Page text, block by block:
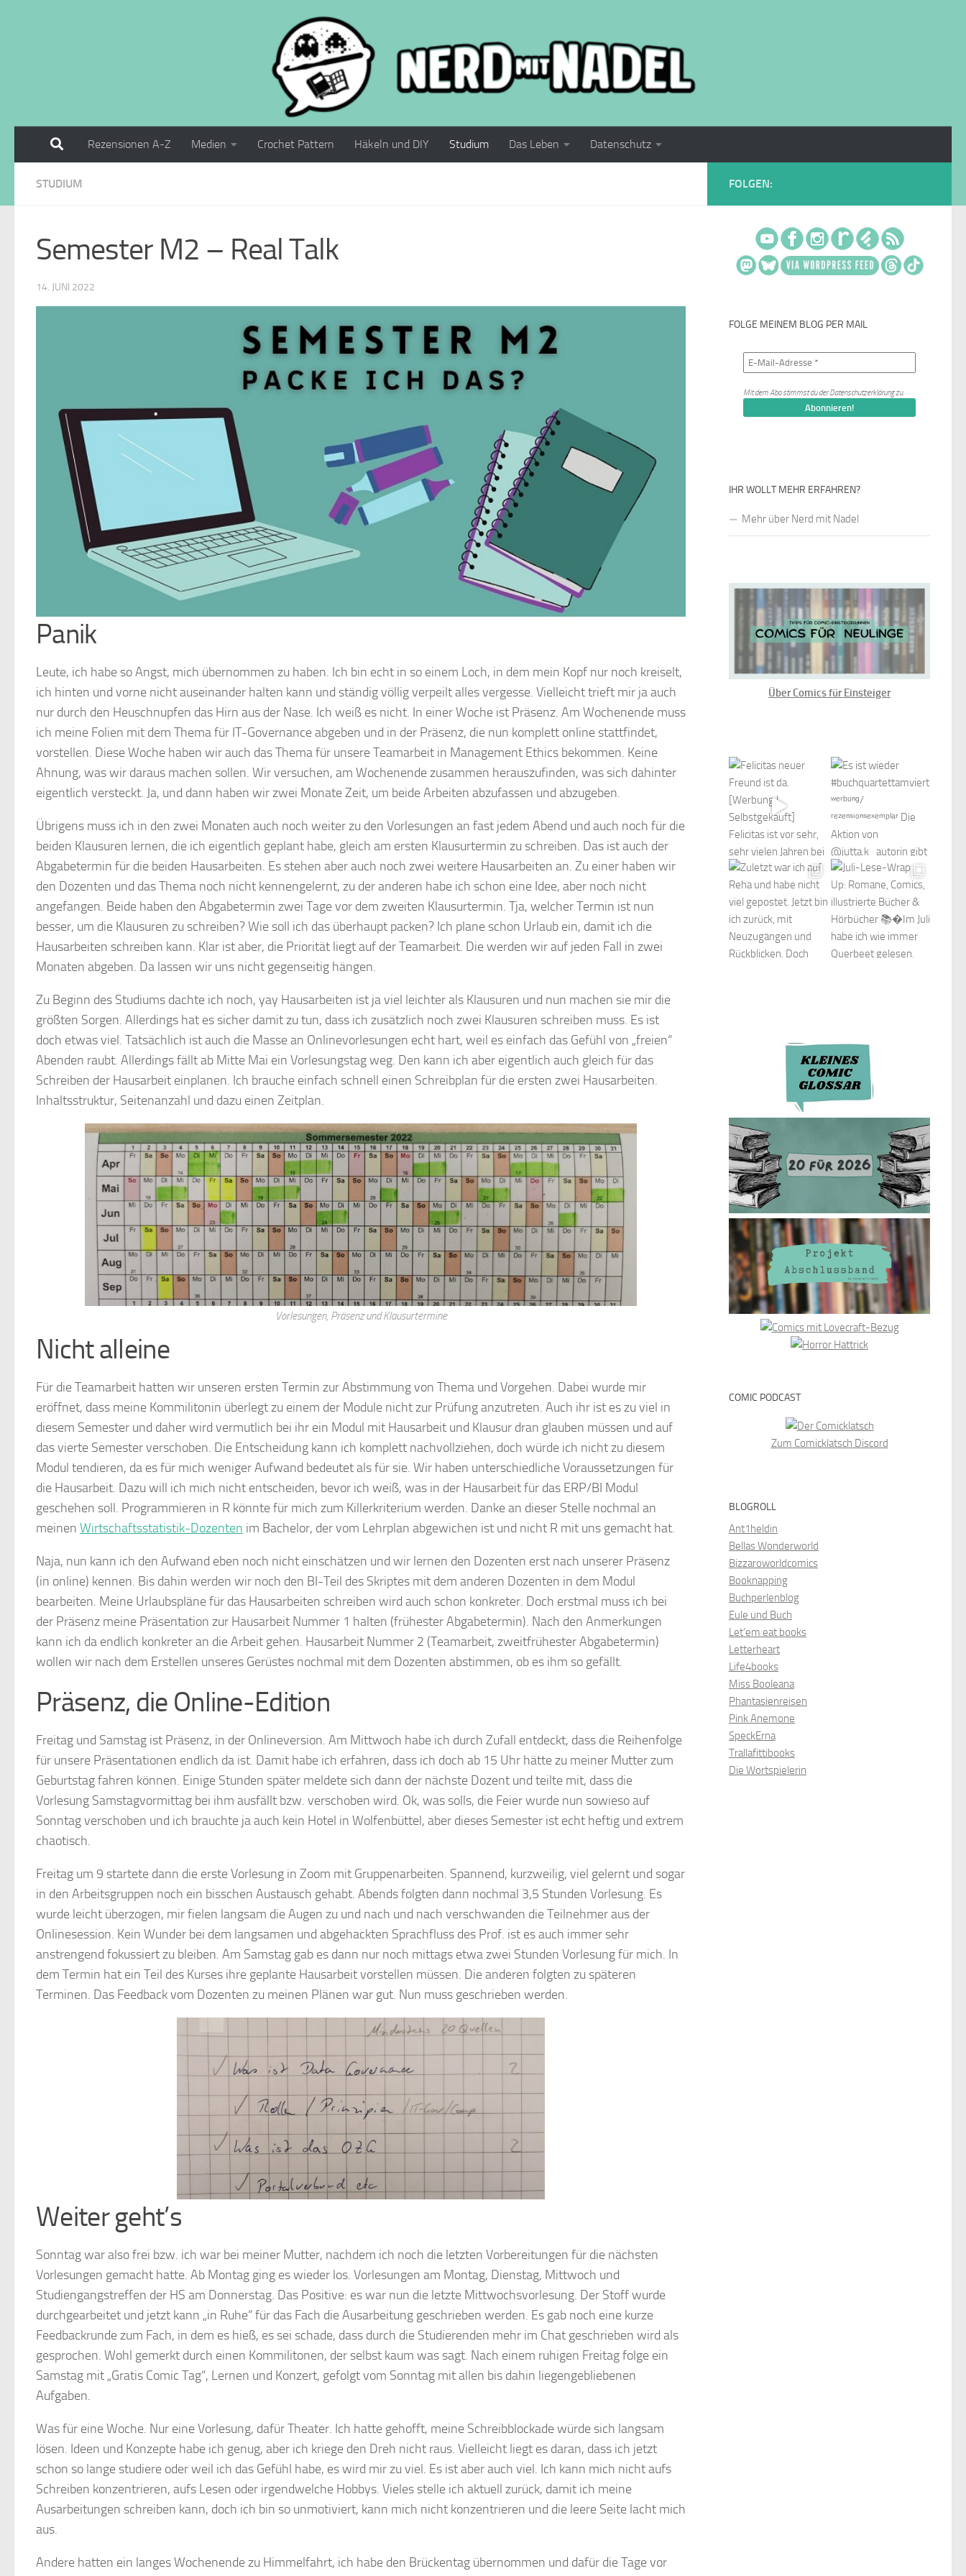
Rezensionen A-Z Medien Crochet Pattern Häkeln und DIY Studium Das Leben Datenschutz
STUDIUM
Semester M2 – Real Talk
14. JUNI 2022
Panik
Leute, ich habe so Angst, mich übernommen zu haben. Ich bin echt in so einem Loch, in dem mein Kopf nur noch kreiselt,
ich hinten und vorne nicht auseinander halten kann und ständig völlig verpeilt alles vergesse. Vielleicht trieft mir ja auch
nur durch den Heuschnupfen das Hirn aus der Nase. Ich weiß es nicht. In einer Woche ist Präsenz. Am Wochenende muss
ich meine Folien mit dem Thema für IT-Governance abgeben und in der Präsenz, die nun komplett online stattfindet,
vorstellen. Diese Woche haben wir auch das Thema für unsere Teamarbeit in Management Ethics bekommen. Keine
Ahnung, was wir daraus machen sollen. Wir versuchen, am Wochenende zusammen herauszufinden, was sich dahinter
eigentlich versteckt. Ja, und dann haben wir zwei Monate Zeit, um beide Arbeiten abzufassen und abzugeben.
Übrigens muss ich in den zwei Monaten auch noch weiter zu den Vorlesungen an fast jedem Abend und auch noch für die
beiden Klausuren lernen, die ich eigentlich geplant habe, gleich am ersten Klausurtermin zu schreiben. Das ist auch der
Abgabetermin für die beiden Hausarbeiten. Es stehen aber auch noch zwei weitere Hausarbeiten an. Zu einer haben wir
den Dozenten und das Thema noch nicht kennengelernt, zu der anderen habe ich schon eine Idee, aber noch nicht
angefangen. Beide haben den Abgabetermin zwei Tage vor dem zweiten Klausurtermin. Tja, welcher Termin ist nun
besser, um die Klausuren zu schreiben? Wie soll ich das überhaupt packen? Ich plane schon Urlaub ein, damit ich die
Hausarbeiten schreiben kann. Klar ist aber, die Priorität liegt auf der Teamarbeit. Die werden wir auf jeden Fall in zwei
Monaten abgeben. Da lassen wir uns nicht gegenseitig hängen.
Zu Beginn des Studiums dachte ich noch, yay Hausarbeiten ist ja viel leichter als Klausuren und nun machen sie mir die
größten Sorgen. Allerdings hat es sicher damit zu tun, dass ich zusätzlich noch zwei Klausuren schreiben muss. Es ist
doch etwas viel. Tatsächlich ist auch die Masse an Onlinevorlesungen echt hart, weil es einfach das Gefühl von „freien“
Abenden raubt. Allerdings fällt ab Mitte Mai ein Vorlesungstag weg. Den kann ich aber eigentlich auch gleich für das
Schreiben der Hausarbeit einplanen. Ich brauche einfach schnell einen Schreibplan für die ersten zwei Hausarbeiten.
Inhaltsstruktur, Seitenanzahl und dazu einen Zeitplan.
Vorlesungen, Präsenz und Klausurtermine
Nicht alleine
Für die Teamarbeit hatten wir unseren ersten Termin zur Abstimmung von Thema und Vorgehen. Dabei wurde mir
eröffnet, dass meine Kommilitonin überlegt zu einem der Module nicht zur Prüfung anzutreten. Auch ihr ist es zu viel in
diesem Semester und daher wird vermutlich bei ihr ein Modul mit Hausarbeit und Klausur dran glauben müssen und auf
das vierte Semester verschoben. Die Entscheidung kann ich komplett nachvollziehen, doch würde ich nicht zu diesem
Modul tendieren, da es für mich weniger Aufwand bedeutet als für sie. Wir haben unterschiedliche Voraussetzungen für
die Hausarbeit. Dazu will ich mich nicht entscheiden, bevor ich weiß, was in der Hausarbeit für das ERP/BI Modul
geschehen soll. Programmieren in R könnte für mich zum Killerkriterium werden. Danke an dieser Stelle nochmal an
meinen Wirtschaftsstatistik-Dozenten im Bachelor, der vom Lehrplan abgewichen ist und nicht R mit uns gemacht hat.
Naja, nun kann ich den Aufwand eben noch nicht einschätzen und wir lernen den Dozenten erst nach unserer Präsenz
(in online) kennen. Bis dahin werden wir noch den BI-Teil des Skriptes mit dem anderen Dozenten in dem Modul
bearbeiten. Meine Urlaubspläne für das Hausarbeiten schreiben wird auch schon konkreter. Doch erstmal muss ich bei
der Präsenz meine Präsentation zur Hausarbeit Nummer 1 halten (frühester Abgabetermin). Nach den Anmerkungen
kann ich da endlich konkreter an die Arbeit gehen. Hausarbeit Nummer 2 (Teamarbeit, zweitfrühester Abgabetermin)
wollen wir nach dem Erstellen unseres Gerüstes nochmal mit dem Dozenten abstimmen, ob es ihm so gefällt.
Präsenz, die Online-Edition
Freitag und Samstag ist Präsenz, in der Onlineversion. Am Mittwoch habe ich durch Zufall entdeckt, dass die Reihenfolge
für unsere Präsentationen endlich da ist. Damit habe ich erfahren, dass ich doch ab 15 Uhr hätte zu meiner Mutter zum
Geburtstag fahren können. Einige Stunden später meldete sich dann der nächste Dozent und teilte mit, dass die
Vorlesung Samstagvormittag bei ihm ausfällt bzw. verschoben wird. Ok, was solls, die Feier wurde nun sowieso auf
Sonntag verschoben und ich brauchte ja auch kein Hotel in Wolfenbüttel, aber dieses Semester ist echt heftig und extrem
chaotisch.
Freitag um 9 startete dann die erste Vorlesung in Zoom mit Gruppenarbeiten. Spannend, kurzweilig, viel gelernt und sogar
in den Arbeitsgruppen noch ein bisschen Austausch gehabt. Abends folgten dann nochmal 3,5 Stunden Vorlesung. Es
wurde leicht überzogen, mir fielen langsam die Augen zu und nach und nach verschwanden die Teilnehmer aus der
Onlinesession. Kein Wunder bei dem langsamen und abgehackten Sprachfluss des Prof. ist es auch immer sehr
anstrengend fokussiert zu bleiben. Am Samstag gab es dann nur noch mittags etwa zwei Stunden Vorlesung für mich. In
dem Termin hat ein Teil des Kurses ihre geplante Hausarbeit vorstellen müssen. Die anderen folgten zu späteren
Terminen. Das Feedback vom Dozenten zu meinen Plänen war gut. Nun muss geschrieben werden.
Weiter geht’s
Sonntag war also frei bzw. ich war bei meiner Mutter, nachdem ich noch die letzten Vorbereitungen für die nächsten
Vorlesungen gemacht hatte. Ab Montag ging es wieder los. Vorlesungen am Montag, Dienstag, Mittwoch und
Studiengangstreffen der HS am Donnerstag. Das Positive: es war nun die letzte Mittwochsvorlesung. Der Stoff wurde
durchgearbeitet und jetzt kann „in Ruhe“ für das Fach die Ausarbeitung geschrieben werden. Es gab noch eine kurze
Feedbackrunde zum Fach, in dem es hieß, es sei schade, dass durch die Studierenden mehr im Chat geschrieben wird als
gesprochen. Wohl gemerkt durch einen Kommilitonen, der selbst kaum was sagt. Nach einem ruhigen Freitag folge ein
Samstag mit „Gratis Comic Tag“, Lernen und Konzert, gefolgt vom Sonntag mit allen bis dahin liegengebliebenen
Aufgaben.
Was für eine Woche. Nur eine Vorlesung, dafür Theater. Ich hatte gehofft, meine Schreibblockade würde sich langsam
lösen. Ideen und Konzepte habe ich genug, aber ich kriege den Dreh nicht raus. Vielleicht liegt es daran, dass ich jetzt
schon so lange studiere oder weil ich das Gefühl habe, es wird mir zu viel. Es ist aber auch viel. Ich kann mich nicht aufs
Schreiben konzentrieren, aufs Lesen oder irgendwelche Hobbys. Vieles stelle ich aktuell zurück, damit ich meine
Ausarbeitungen schreiben kann, doch ich bin so unmotiviert, kann mich nicht konzentrieren und die leere Seite lacht mich
aus.
Andere hatten ein langes Wochenende zu Himmelfahrt, ich habe den Brückentag übernommen und dafür die Tage vor
FOLGEN:
FOLGE MEINEM BLOG PER MAIL
Mit dem Abo stimmst du derDatenschutzerklärungzu.
IHR WOLLT MEHR ERFAHREN?
Mehr über Nerd mit Nadel
Über Comics für Einsteiger
COMIC PODCAST
Zum Comicklatsch Discord
BLOGROLL
Ant1heldin
Bellas Wonderworld
Bizzaroworldcomics
Booknapping
Buchperlenblog
Eule und Buch
Let’em eat books
Letterheart
Life4books
Miss Booleana
Phantasienreisen
Pink Anemone
SpeckErna
Trallafittibooks
Die Wortspielerin